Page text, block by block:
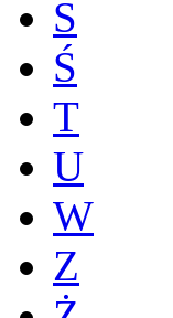
S
Ś
T
U
W
Z